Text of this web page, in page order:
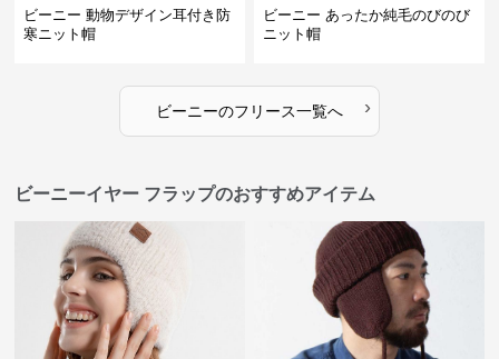
ビーニー 動物デザイン耳付き防
寒ニット帽
ビーニー あったか純毛のびのび
ニット帽
ビーニーのフリース一覧へ ›
ビーニーイヤー フラップのおすすめアイテム